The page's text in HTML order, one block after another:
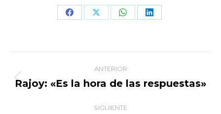
Share Share Share Share
Navegación
entre
publicaciones
ANTERIOR
Publicación
Rajoy: «Es la hora de las respuestas»
SIGUIENTE